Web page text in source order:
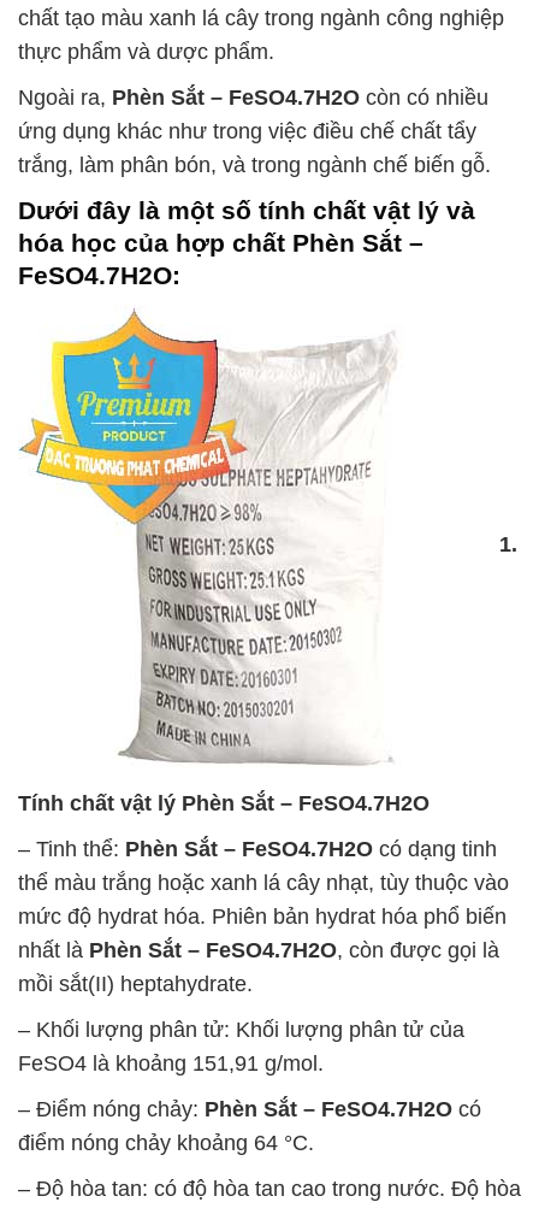
chất tạo màu xanh lá cây trong ngành công nghiệp
thực phẩm và dược phẩm.
Ngoài ra, Phèn Sắt – FeSO4.7H2O còn có nhiều
ứng dụng khác như trong việc điều chế chất tẩy
trắng, làm phân bón, và trong ngành chế biến gỗ.
Dưới đây là một số tính chất vật lý và
hóa học của hợp chất Phèn Sắt –
FeSO4.7H2O:
1.
Tính chất vật lý Phèn Sắt – FeSO4.7H2O
– Tinh thể: Phèn Sắt – FeSO4.7H2O có dạng tinh
thể màu trắng hoặc xanh lá cây nhạt, tùy thuộc vào
mức độ hydrat hóa. Phiên bản hydrat hóa phổ biến
nhất là Phèn Sắt – FeSO4.7H2O, còn được gọi là
mồi sắt(II) heptahydrate.
– Khối lượng phân tử: Khối lượng phân tử của
FeSO4 là khoảng 151,91 g/mol.
– Điểm nóng chảy: Phèn Sắt – FeSO4.7H2O có
điểm nóng chảy khoảng 64 °C.
– Độ hòa tan: có độ hòa tan cao trong nước. Độ hòa